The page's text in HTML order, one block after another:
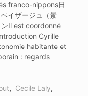
franco-nippons日
イザージュ（景
ンIl est coordonné
Cyrille
habitante et
: regards
, Cecile Laly,